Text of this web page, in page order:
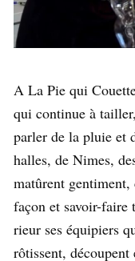
A La Pie qui
qui continue à
parler de la pluie et
halles, de Nimes,
matûrent gentiment,
façon et savoir-
rieur ses équipiers
rôtissent, découpent